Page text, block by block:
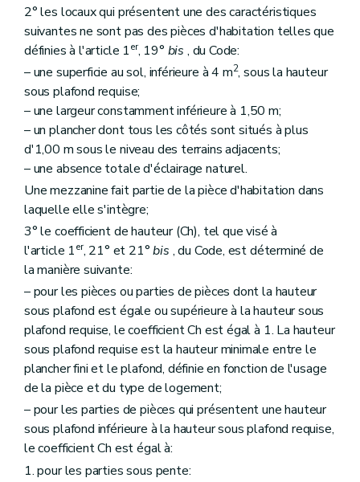
2° les locaux qui présentent une des caractéristiques
suivantes ne sont pas des pièces d'habitation telles que
définies à l'article 1er, 19° bis , du Code:
– une superficie au sol, inférieure à 4 m2, sous la hauteur
sous plafond requise;
– une largeur constamment inférieure à 1,50 m;
– un plancher dont tous les côtés sont situés à plus
d'1,00 m sous le niveau des terrains adjacents;
– une absence totale d'éclairage naturel.
Une mezzanine fait partie de la pièce d'habitation dans
laquelle elle s'intègre;
3° le coefficient de hauteur (Ch), tel que visé à
l'article 1er, 21° et 21°bis , du Code, est déterminé de
la manière suivante:
– pour les pièces ou parties de pièces dont la hauteur
sous plafond est égale ou supérieure à la hauteur sous
plafond requise, le coefficient Ch est égal à 1. La hauteur
sous plafond requise est la hauteur minimale entre le
plancher fini et le plafond, définie en fonction de l'usage
de la pièce et du type de logement;
– pour les parties de pièces qui présentent une hauteur
sous plafond inférieure à la hauteur sous plafond requise,
le coefficient Ch est égal à:
1. pour les parties sous pente: